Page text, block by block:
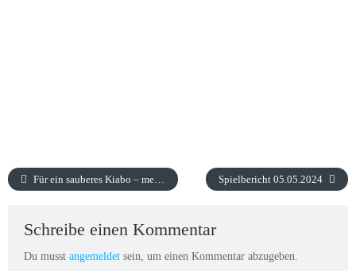
Für ein sauberes Kiabo – meldet Euch an ! Spielbericht 05.05.2024
Schreibe einen Kommentar
Du musst angemeldet sein, um einen Kommentar abzugeben.